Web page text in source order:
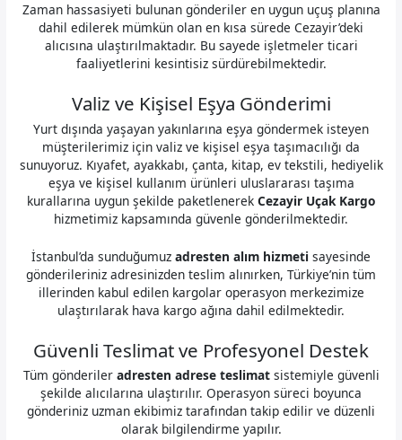
Zaman hassasiyeti bulunan gönderiler en uygun uçuş planına
dahil edilerek mümkün olan en kısa sürede Cezayir’deki
alıcısına ulaştırılmaktadır. Bu sayede işletmeler ticari
faaliyetlerini kesintisiz sürdürebilmektedir.
Valiz ve Kişisel Eşya Gönderimi
Yurt dışında yaşayan yakınlarına eşya göndermek isteyen
müşterilerimiz için valiz ve kişisel eşya taşımacılığı da
sunuyoruz. Kıyafet, ayakkabı, çanta, kitap, ev tekstili, hediyelik
eşya ve kişisel kullanım ürünleri uluslararası taşıma
kurallarına uygun şekilde paketlenerek Cezayir Uçak Kargo
hizmetimiz kapsamında güvenle gönderilmektedir.
İstanbul’da sunduğumuz adresten alım hizmeti sayesinde
gönderileriniz adresinizden teslim alınırken, Türkiye’nin tüm
illerinden kabul edilen kargolar operasyon merkezimize
ulaştırılarak hava kargo ağına dahil edilmektedir.
Güvenli Teslimat ve Profesyonel Destek
Tüm gönderiler adresten adrese teslimatsistemiyle güvenli
şekilde alıcılarına ulaştırılır. Operasyon süreci boyunca
gönderiniz uzman ekibimiz tarafından takip edilir ve düzenli
olarak bilgilendirme yapılır.